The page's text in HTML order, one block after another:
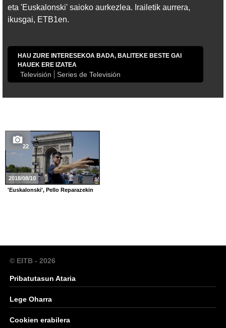
eta 'Euskalonski' saioko aurkezlea. Irailetik aurrera,
ikusgai, ETB1en.
HAU ZURE INTERESEKOA BADA, BALITEKE BESTE GAI
HAUEK ERE IZATEA
Televisión Series de Televisión
22
2018/08/10
'Euskalonski', Pello Reparazekin
© EITB - 2026
Pribatutasun Ataria
Lege Oharra
Cookien erabilera